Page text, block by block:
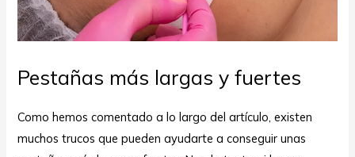
Pestañas más largas y fuertes
Como hemos comentado a lo largo del artículo, existen
muchos trucos que pueden ayudarte a conseguir unas